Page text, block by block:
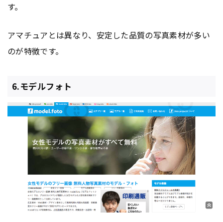
す。
アマチュアとは異なり、安定した品質の写真素材が多い
のが特徴です。
6.モデルフォト